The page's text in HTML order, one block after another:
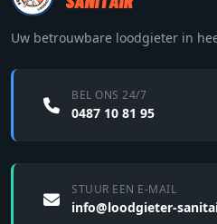
Uw betrouwbare loodgieter in
BEL ONS 24/7
0487 10 81 95
STUUR EEN E-MAIL
info@loodgieter-